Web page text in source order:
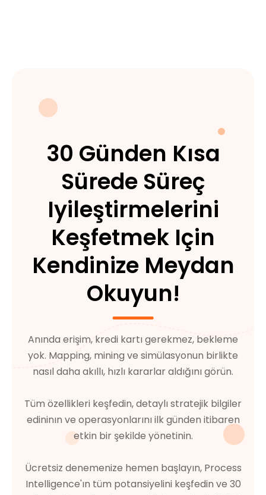
30 Günden Kısa
Sürede Süreç
Iyileştirmelerini
Keşfetmek Için
Kendinize Meydan
Okuyun!
Anında erişim, kredi kartı gerekmez, bekleme
yok. Mapping, mining ve simülasyonun birlikte
nasıl daha akıllı, hızlı kararlar aldığını görün.
Tüm özellikleri keşfedin, detaylı stratejik bilgiler
edininın ve operasyonlarını ilk günden itibaren
etkin bir şekilde yönetinin.
Ücretsiz denemenize hemen başlayın, Process
Intelligence'ın tüm potansiyelini keşfedin ve 30